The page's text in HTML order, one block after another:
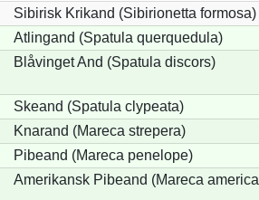
Sibirisk Krikand (Sibirionetta formosa)
Atlingand (Spatula querquedula)
Blåvinget And (Spatula discors)
Skeand (Spatula clypeata)
Knarand (Mareca strepera)
Pibeand (Mareca penelope)
Amerikansk Pibeand (Mareca